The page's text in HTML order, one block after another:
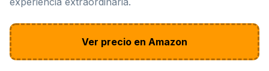
Ver precio en Amazon